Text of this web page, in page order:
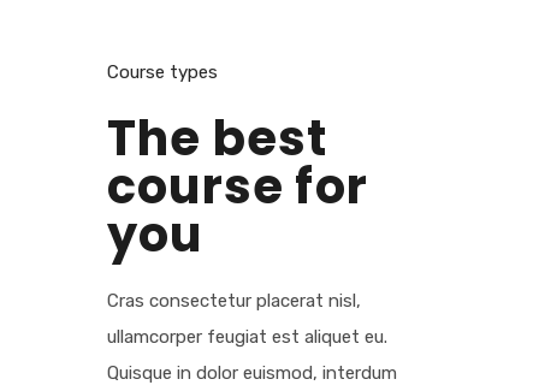
Course types
The best
course for
you
Cras consectetur placerat nisl,
ullamcorper feugiat est aliquet eu.
Quisque in dolor euismod, interdum